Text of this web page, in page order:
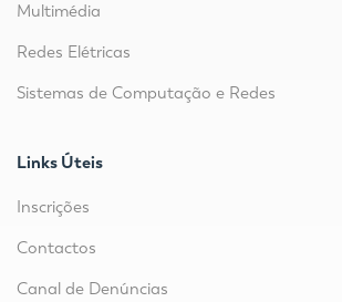
Multimédia
Redes Elétricas
Sistemas de Computação e Redes
Links Úteis
Inscrições
Contactos
Canal de Denúncias